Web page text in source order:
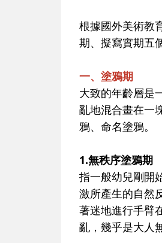
根據國外美術教
期、擬寫實期五
一、塗鴉期
大致的年齡層是
亂地混合畫在一
鴉、命名塗鴉。
1.無秩序塗鴉期
指一般幼兒剛開
激所產生的自然
著迷地進行手臂
亂，幾乎是大人